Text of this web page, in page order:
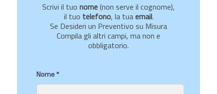
Scrivi il tuo nome(non serve il cognome),
il tuo telefono, la tuaemail.
Se Desideri un Preventivo su Misura
Compila gli altri campi, ma non e
obbligatorio.
Nome *